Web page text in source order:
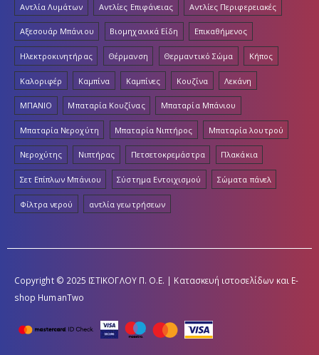
Αντλία Λυμάτων Αντλίες Επιφάνειας Αντλίες Περιφερειακές
Αξεσουάρ Μπάνιου Βιομηχανικά Είδη Επικαθήμενος
Ηλεκτροκινητήρας Θέρμανση Θερμαντικό Σώμα Κήπος
Καλοριφέρ Καμπίνα Καμπίνες Κουζίνα Λεκάνη
ΜΠΑΝΙΟ Μπαταρία Κουζίνας Μπαταρία Μπάνιου
Μπαταρία Νεροχύτη Μπαταρία Νιπτήρος Μπαταρία λουτρού
Νεροχύτης Νιπτήρας Πετσετοκρεμάστρα Πλακάκια
Σετ Επίπλων Μπάνιου Σύστημα Εντοιχισμού Σώματα πάνελ
Φίλτρα νερού αντλία γεωτρήσεων
Copyright © 2025 ΙΣΤΙΚΟΓΛΟΥ Π. Ο.Ε. | Κατασκευή ιστοσελίδων και E-
shop HumanTwo